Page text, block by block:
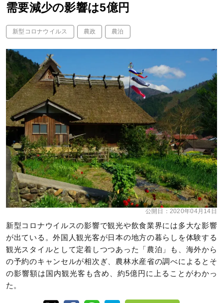
需要減少の影響は5億円
新型コロナウイルス 農政 農泊
公開日： 2020年04月14日
新型コロナウイルスの影響で観光や飲食業界には多大な影響
が出ている。外国人観光客が日本の地方の暮らしを体験する
観光スタイルとして定着しつつあった「農泊」も、海外から
の予約のキャンセルが相次ぎ、農林水産省の調べによるとそ
の影響額は国内観光客も含め、約5億円に上ることがわかっ
た。